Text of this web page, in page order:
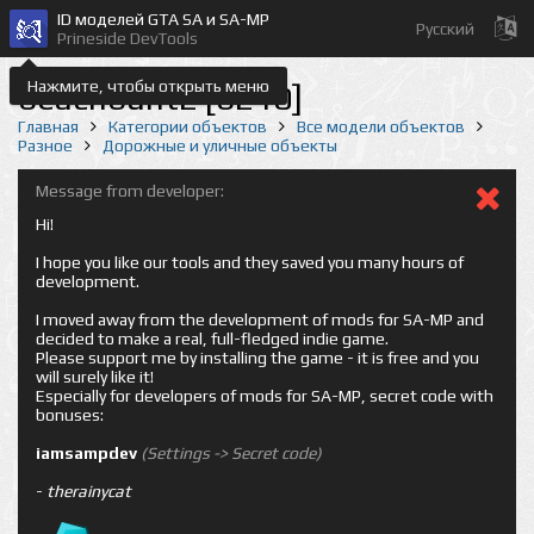
Нажмите, чтобы открыть меню
ID моделей GTA SA и SA-MP
Prineside DevTools
Русский
beachbunt2 [6210]
Главная Категории объектов
Все модели объектов
Разное
Дорожные и уличные объекты
Message from developer:
Hi!
I hope you like our tools and they saved you many hours of
development.
I moved away from the development of mods for SA-MP and
decided to make a real, full-fledged indie game.
Please support me by installing the game - it is free and you
will surely like it!
Especially for developers of mods for SA-MP, secret code with
bonuses:
iamsampdev (Settings -> Secret code)
- therainycat